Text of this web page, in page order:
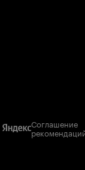
Соглашение